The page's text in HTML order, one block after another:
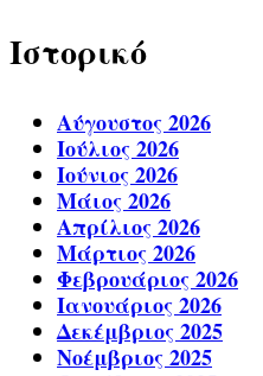
Ιστορικό
Αύγουστος 2026
Ιούλιος 2026
Ιούνιος 2026
Μάιος 2026
Απρίλιος 2026
Μάρτιος 2026
Φεβρουάριος 2026
Ιανουάριος 2026
Δεκέμβριος 2025
Νοέμβριος 2025